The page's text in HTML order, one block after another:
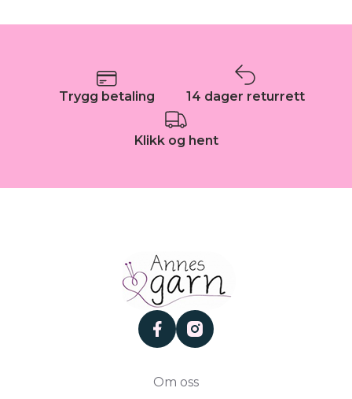
Trygg betaling 14 dager returrett
Klikk og hent
facebookinstagram
Om oss